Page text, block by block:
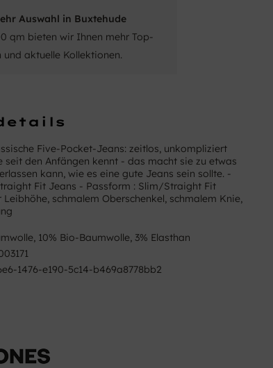
Auswahl in Buxtehude
qm bieten wir Ihnen mehr Top-
und aktuelle Kollektionen.
Five-Pocket-Jeans: zeitlos, unkompliziert
seit den Anfängen kennt - das macht sie zu etwas
kann, wie es eine gute Jeans sein sollte. -
Fit Jeans - Passform : Slim/Straight Fit
schmalem Oberschenkel, schmalem Knie,
10% Bio-Baumwolle, 3% Elasthan
1476-e190-5c14-b469a8778bb2